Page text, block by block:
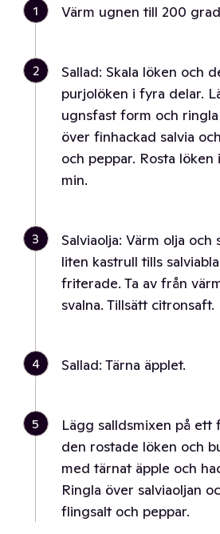
1 Värm ugnen till 200
2
Sallad: Skala löken och
purjolöken i fyra delar.
ugnsfast form och
över finhackad salvia
och peppar. Rosta
min.
3
Salviaolja: Värm olja och
liten kastrull tills
friterade. Ta av från
svalna. Tillsätt citronsaft.
4 Sallad: Tärna äpplet.
5
Lägg salldsmixen på ett
den rostade löken och
med tärnat äpple och
Ringla över salviaoljan
flingsalt och peppar.